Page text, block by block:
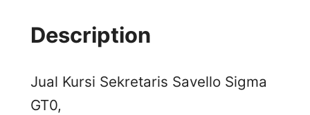
Description
Jual Kursi Sekretaris Savello Sigma
GT0,